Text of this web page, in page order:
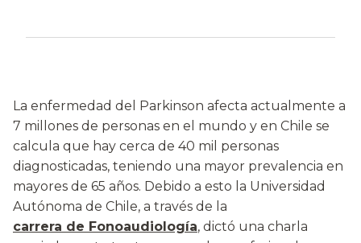
La enfermedad del Parkinson afecta actualmente a
7 millones de personas en el mundo y en Chile se
calcula que hay cerca de 40 mil personas
diagnosticadas, teniendo una mayor prevalencia en
mayores de 65 años. Debido a esto la Universidad
Autónoma de Chile, a través de la
carrera de Fonoaudiología, dictó una charla